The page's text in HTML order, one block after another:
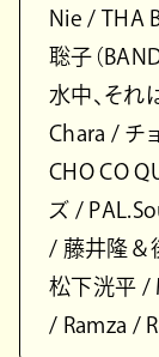
Nie / THA
聡子（
水中、そ
Chara / チ
CHO CO
ズ /
/ 藤井隆＆
松下洸平 /
/ Ramza /